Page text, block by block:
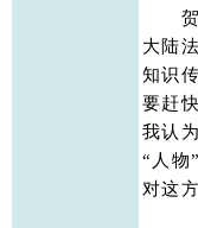
贺：
大陆
知识
要赶
我认
“人物
对这